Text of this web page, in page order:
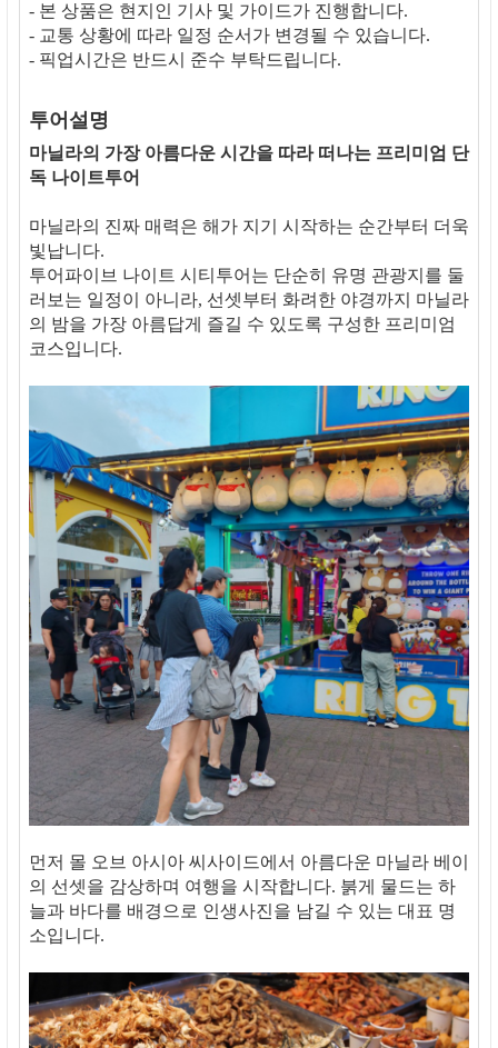
- 본 상품은 현지인 기사 및 가이드가 진행합니다.
- 교통 상황에 따라 일정 순서가 변경될 수 있습니다.
- 픽업시간은 반드시 준수 부탁드립니다.
투어설명
마닐라의 가장 아름다운 시간을 따라 떠나는 프리미엄 단
독 나이트투어
마닐라의 진짜 매력은 해가 지기 시작하는 순간부터 더욱
빛납니다.
투어파이브 나이트 시티투어는 단순히 유명 관광지를 둘
러보는 일정이 아니라, 선셋부터 화려한 야경까지 마닐라
의 밤을 가장 아름답게 즐길 수 있도록 구성한 프리미엄
코스입니다.
먼저 몰 오브 아시아 씨사이드에서 아름다운 마닐라 베이
의 선셋을 감상하며 여행을 시작합니다. 붉게 물드는 하
늘과 바다를 배경으로 인생사진을 남길 수 있는 대표 명
소입니다.